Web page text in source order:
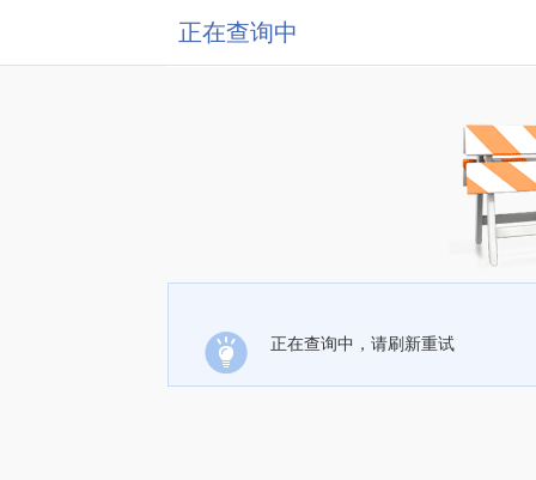
正在查询中
正在查询中，请刷新重试